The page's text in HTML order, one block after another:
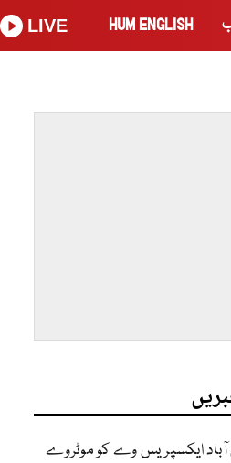
HUM ENGLISH
LIVE
آباد ایکسپریس وے کو موٹروے